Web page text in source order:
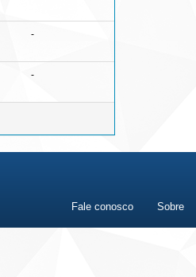
-
-
Fale conosco Sobre